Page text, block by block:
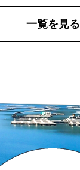
一覧を見る